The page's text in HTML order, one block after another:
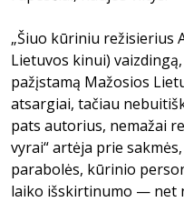
„Šiuo kūriniu režisierius
Lietuvos kinui)
pažįstamą Mažosios
atsargiai, tačiau
pats autorius, nemažai
vyrai“ artėja prie
parabolės, kūrinio
laiko išskirtinumo — net